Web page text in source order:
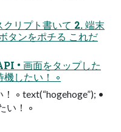
リプト書いて 2. 端末
タンをポチる これだ
• 画面をタップした
したい！ ◦
◦ text(“hogehoge”); •
い！ ◦